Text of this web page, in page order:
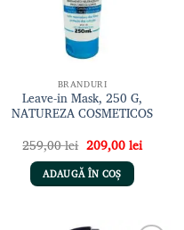
BRANDURI
Leave-in Mask, 250 G,
NATUREZA COSMETICOS
259,00lei Prețul
inițial
a
fost:
259,00 lei.
209,00leiPrețul
curent
ADAUGĂ ÎN COȘ